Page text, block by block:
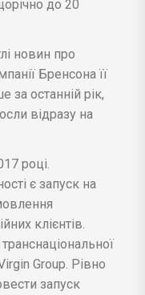
до 20
новин про
Бренсона її
за останній рік,
відразу на
році.
є запуск на
клієнтів.
Group. Рівно
запуск